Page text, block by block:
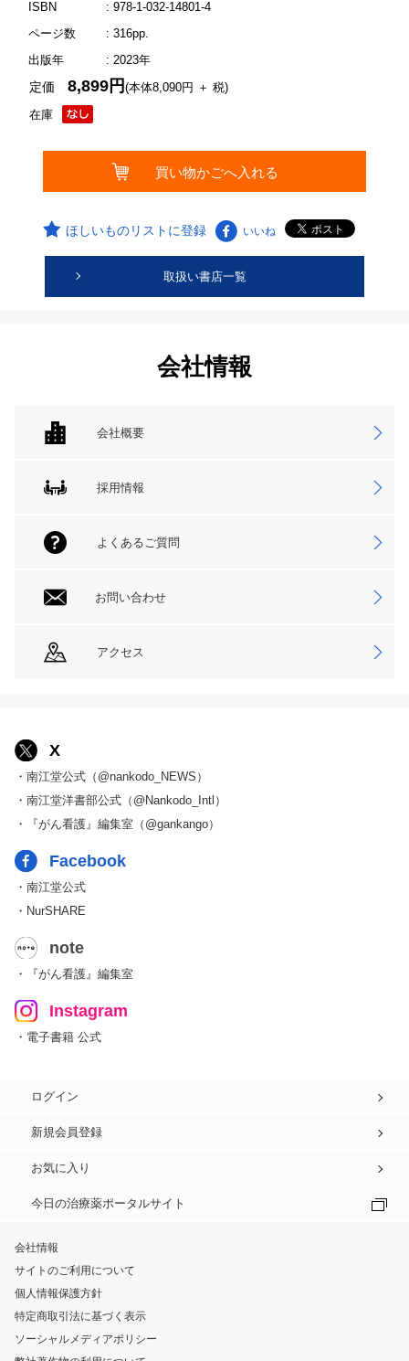
ISBN
: 978-1-032-14801-4
ページ数
: 316pp.
出版年
: 2023年
在庫
定価8,899円(本体8,090円 ＋ 税)
ほしいものリストに登録 いいね
取扱い書店一覧
会社情報
会社概要
採用情報
よくあるご質問
お問い合わせ
アクセス
X
・南江堂公式（@nankodo_NEWS）
・南江堂洋書部公式（@Nankodo_Intl）
・『がん看護』編集室（@gankango）
Facebook
・南江堂公式
・NurSHARE
note
・『がん看護』編集室
Instagram
・電子書籍 公式
ログイン
新規会員登録
お気に入り
今日の治療薬ポータルサイト
会社情報
サイトのご利用について
個人情報保護方針
特定商取引法に基づく表示
ソーシャルメディアポリシー